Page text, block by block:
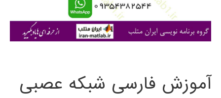
ی
آموزش فارسی شبکه عصبی